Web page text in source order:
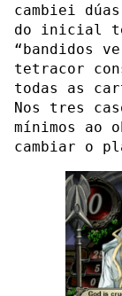
cambiei
do inicial
“bandidos
tetracor
todas as
Nos tres
mínimos ao
cambiar o